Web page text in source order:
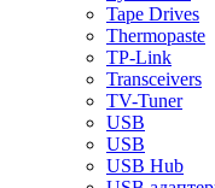
Tape Drives
Thermopaste
TP-Link
Transceivers
TV-Tuner
USB
USB
USB Hub